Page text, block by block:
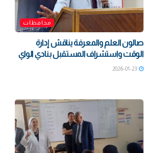
محافظات
صالون العلم والمعرفة يناقش إدارة
الوقت واستشراف المستقبل بنادي الواي
2026-01-23